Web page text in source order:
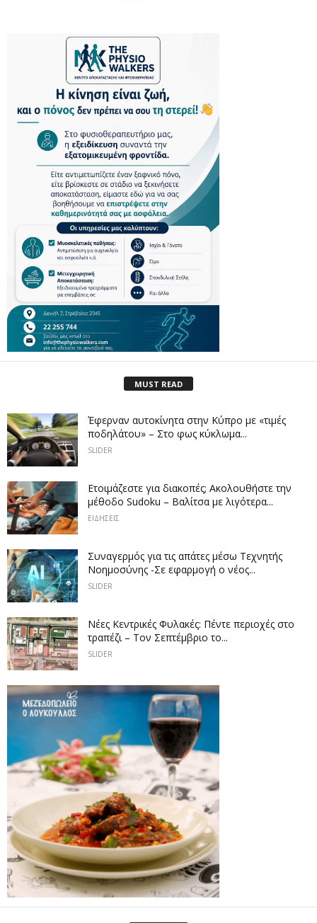
MUST READ
Έφερναν αυτοκίνητα στην Κύπρο με «τιμές
ποδηλάτου» – Στο φως κύκλωμα...
SLIDER
Ετοιμάζεστε για διακοπές; Ακολουθήστε την
μέθοδο Sudoku – Βαλίτσα με λιγότερα...
ΕΙΔΗΣΕΙΣ
Συναγερμός για τις απάτες μέσω Τεχνητής
Νοημοσύνης -Σε εφαρμογή ο νέος...
SLIDER
Νέες Κεντρικές Φυλακές: Πέντε περιοχές στο
τραπέζι – Τον Σεπτέμβριο το...
SLIDER